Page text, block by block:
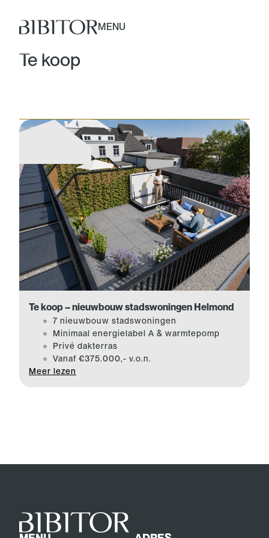
MENU
Te koop
Te koop – nieuwbouw stadswoningen Helmond
7 nieuwbouw stadswoningen
Minimaal energielabel A & warmtepomp
Privé dakterras
Vanaf €375.000,- v.o.n.
Meer lezen